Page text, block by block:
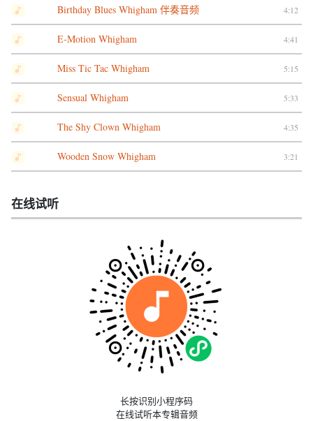
Birthday Blues Whigham 伴奏音频 4:12
E-Motion Whigham 4:41
Miss Tic Tac Whigham 5:15
Sensual Whigham 5:33
The Shy Clown Whigham 4:35
Wooden Snow Whigham 3:21
在线试听
长按识别小程序码
在线试听本专辑音频